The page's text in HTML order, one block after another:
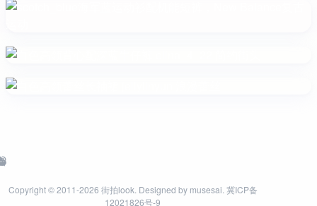
Copyright © 2011-2026 街拍look . Designed by musesai 冀ICP备
12021826号-9